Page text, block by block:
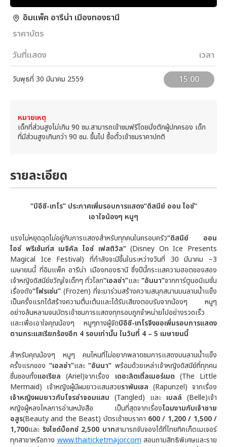
อิมแพ็ค อารีน่า เมืองทองธานี
ราคาบัตร
วันที่แสดง
เวลา
วันพุธที่ 30 มีนาคม 2559 15:00
หมายเหตุ
เด็กที่ส่วนสูงไม่เกิน 90 ซม.สามารถเข้าชมฟรีโดยนั่งตักผู้ปกครอง เด็ก
ที่มีส่วนสูงเกินกว่า 90 ซม. ขึ้นไป ซื้อตั๋วเข้าชมราคาปกติ
รายละเอียด
“บีอีซี-เทโร” ประกาศเพิ่มรอบการแสดง“ดิสนีย์ ออน ไอซ์”
เอาใจน้องๆ หนูๆ
แรงไม่หยุดฉุดไม่อยู่กับการแสดงสำหรับทุกคนในครอบครัว“ดิสนีย์ ออน
ไอซ์ พรีเซ้นท์ส เมจิคัล ไอซ์ เฟสติวัล”(Disney On Ice Presents
Magical Ice Festival) ที่กำลังจะมีขึ้นในระหว่างวันที่ 30 มีนาคม –3
เมษายนนี้ ที่อิมแพ็ค อารีน่า เมืองทองธานี ซึ่งปีนี้กระแสความฮอตของสอง
เจ้าหญิงดิสนีย์ขวัญใจเด็กๆ ทั่วโลก“เอลซ่า”และ“อันนา”จากการ์ตูนอนิเมชั่น
เรื่องดัง“โฟรเซ่น” (Frozen) ที่จะมาร่วมสร้างความสนุกสนานบนลานน้ำแข็ง
เป็นครั้งแรกได้สร้างความตื่นเต้นและได้รับเสียงตอบรับจากน้องๆ หนูๆ
อย่างล้นหลามจนบัตรเข้าชมการแสดงทุกรอบถูกจำหน่ายไปอย่างรวดเร็ว
และเพื่อเอาใจคุณน้องๆ หนูๆทางผู้จัดบีอีซี-เทโรจึงขอเพิ่มรอบการแสดง
ตามกระแสเรียกร้องอีก 4 รอบเท่านั้น ในวันที่ 4 – 5 เมษายนนี้
สำหรับคุณน้องๆ หนูๆ คนไหนที่ไม่อยากพลาดชมการแสดงบนลานน้ำแข็ง
ครั้งแรกของ “เอลซ่า”และ“อันนา” พร้อมด้วยเหล่าเจ้าหญิงดิสนีย์ที่ทุกคน
ชื่นชอบทั้งแอเรียล (Ariel)จากเรื่อง เดอะลิตเติ้ลเมอร์เมด (The Little
Mermaid) เจ้าหญิงผู้มีผมยาวแสนสวยราพันเซล (Rapunzel) จากเรื่อง
เจ้าหญิงผมยาวกับโจรซ่าจอมแสบ (Tangled) และ เบลล์ (Belle)เจ้า
หญิงผู้หลงไหลการอ่านหนังสือ เป็นที่สุดจากเรื่องโฉมงามกับเจ้าชาย
อสูร(Beauty and the Beast) บัตรเข้าชมราคา 600 / 1,200 / 1,500 /
1,700และ ริงไซด์บ็อกซ์2,500 บาทสามารถจับจองได้ที่ไทยทิคเก็ตเมเจอร์
ทุกสาขาหรือทาง www.thaiticketmajor.com สอบถามสิทธิพิเศษและราย